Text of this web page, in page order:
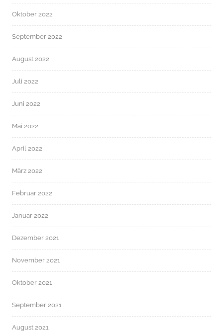
Oktober 2022
September 2022
August 2022
Juli 2022
Juni 2022
Mai 2022
April 2022
März 2022
Februar 2022
Januar 2022
Dezember 2021
November 2021
Oktober 2021
September 2021
August 2021